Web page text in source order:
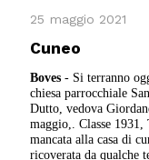
25 maggio 2021
Cuneo
Boves - Si terranno
chiesa parrocchiale
Dutto, vedova
maggio,. Classe 1931,
mancata alla casa di
ricoverata da qualche